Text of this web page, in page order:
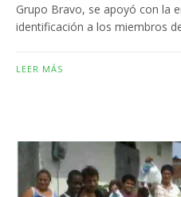
Grupo Bravo, se apoyó con la
identificación a los miembros
LEER MÁS